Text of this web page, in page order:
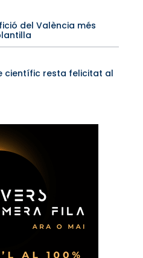
del València més
científic resta felicitat al